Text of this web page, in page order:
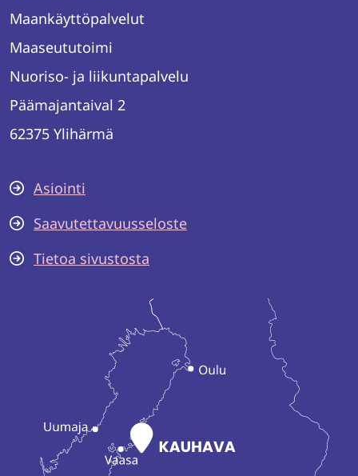
Maankäyttöpalvelut
Maaseututoimi
Nuoriso- ja liikuntapalvelu
Päämajantaival 2
62375 Ylihärmä
Asiointi
Saavutettavuusseloste
Tietoa sivustosta